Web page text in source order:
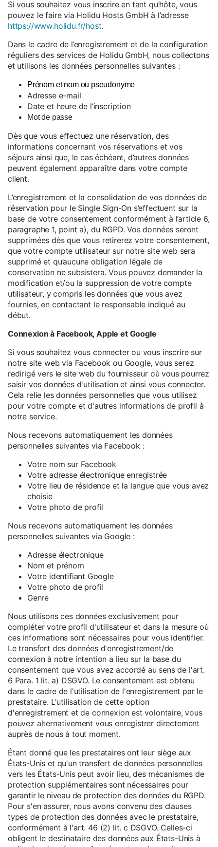
Si vous souhaitez vous inscrire en tant qu’hôte, vous
pouvez le faire via Holidu Hosts GmbH à l’adresse
https://www.holidu.fr/host.
Dans le cadre de l’enregistrement et de la configuration
réguliers des services de Holidu GmbH, nous collectons
et utilisons les données personnelles suivantes :
Prénom et nom ou pseudonyme
Adresse e-mail
Date et heure de l’inscription
Mot de passe
Dès que vous effectuez une réservation, des
informations concernant vos réservations et vos
séjours ainsi que, le cas échéant, d’autres données
peuvent également apparaître dans votre compte
client.
L’enregistrement et la consolidation de vos données de
réservation pour le Single Sign-On s’effectuent sur la
base de votre consentement conformément à l’article 6,
paragraphe 1, point a), du RGPD. Vos données seront
supprimées dès que vous retirerez votre consentement,
que votre compte utilisateur sur notre site web sera
supprimé et qu’aucune obligation légale de
conservation ne subsistera. Vous pouvez demander la
modification et/ou la suppression de votre compte
utilisateur, y compris les données que vous avez
fournies, en contactant le responsable indiqué au
début.
Connexion à Facebook, Apple et Google
Si vous souhaitez vous connecter ou vous inscrire sur
notre site web via Facebook ou Google, vous serez
redirigé vers le site web du fournisseur où vous pourrez
saisir vos données d'utilisation et ainsi vous connecter.
Cela relie les données personnelles que vous utilisez
pour votre compte et d'autres informations de profil à
notre service.
Nous recevons automatiquement les données
personnelles suivantes via Facebook :
Votre nom sur Facebook
Votre adresse électronique enregistrée
Votre lieu de résidence et la langue que vous avez
choisie
Votre photo de profil
Nous recevons automatiquement les données
personnelles suivantes via Google :
Adresse électronique
Nom et prénom
Votre identifiant Google
Votre photo de profil
Genre
Nous utilisons ces données exclusivement pour
compléter votre profil d'utilisateur et dans la mesure où
ces informations sont nécessaires pour vous identifier.
Le transfert des données d'enregistrement/de
connexion à notre intention a lieu sur la base du
consentement que vous avez accordé au sens de l'art.
6 Para. 1 lit. a) DSGVO. Le consentement est obtenu
dans le cadre de l'utilisation de l'enregistrement par le
prestataire. L'utilisation de cette option
d'enregistrement et de connexion est volontaire, vous
pouvez alternativement vous enregistrer directement
auprès de nous à tout moment.
Étant donné que les prestataires ont leur siège aux
États-Unis et qu'un transfert de données personnelles
vers les États-Unis peut avoir lieu, des mécanismes de
protection supplémentaires sont nécessaires pour
garantir le niveau de protection des données du RGPD.
Pour s'en assurer, nous avons convenu des clauses
types de protection des données avec le prestataire,
conformément à l'art. 46 (2) lit. c DSGVO. Celles-ci
obligent le destinataire des données aux États-Unis à